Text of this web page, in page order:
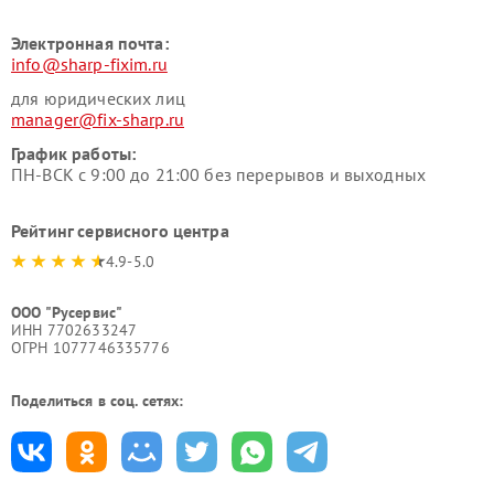
Электронная почта:
info@sharp-fixim.ru
для юридических лиц
manager@fix-sharp.ru
График работы:
ПН-ВСК с 9:00 до 21:00 без перерывов и выходных
Рейтинг сервисного центра
4.9-5.0
ООО "Русервис"
ИНН 7702633247
ОГРН 1077746335776
Поделиться в соц. сетях: